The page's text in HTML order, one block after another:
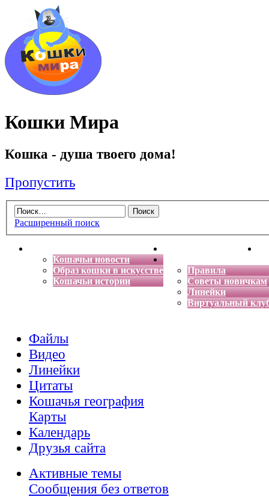
Кошки Мира
Кошка - душа твоего дома!
Пропустить
Расширенный поиск
Кошачьи новости
Образ кошки в искусстве
Кошачьи истории
Энциклопедия кошек
Правила
Советы новичкам
Линейки
Виртуальный
Файлы
Видео
Линейки
Цитаты
Кошачья география
Карты
Календарь
Друзья сайта
Активные темы
Сообщения без ответов